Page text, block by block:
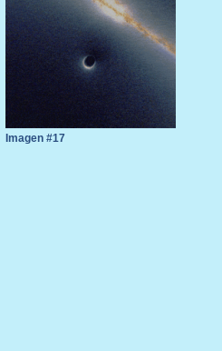
Imagen #17